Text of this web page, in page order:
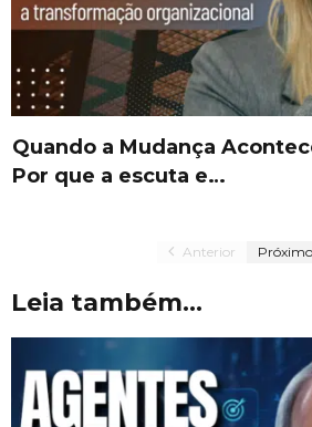
Quando a Mudança
Por que a escuta e…
Anterior Próximo
Leia também...